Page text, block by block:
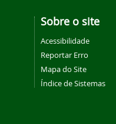
Sobre o site
Acessibilidade
Reportar Erro
Mapa do Site
Índice de Sistemas